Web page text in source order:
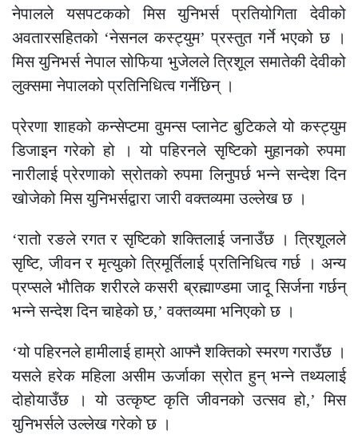
नेपालले यसपटकको मिस युनिभर्स प्रतियोगिता देवीको
अवतारसहितको ‘नेसनल कस्ट्युम’ प्रस्तुत गर्ने भएको छ ।
मिस युनिभर्स नेपाल सोफिया भुजेलले त्रिशूल समातेकी देवीको
लुक्समा नेपालको प्रतिनिधित्व गर्नेछिन् ।
प्रेरणा शाहको कन्सेप्टमा वुमन्स प्लानेट बुटिकले यो कस्ट्युम
डिजाइन गरेको हो । यो पहिरनले सृष्टिको मुहानको रुपमा
नारीलाई प्रेरणाको स्रोतको रुपमा लिनुपर्छ भन्ने सन्देश दिन
खोजेको मिस युनिभर्सद्वारा जारी वक्तव्यमा उल्लेख छ ।
‘रातो रङले रगत र सृष्टिको शक्तिलाई जनाउँछ । त्रिशूलले
सृष्टि, जीवन र मृत्युको त्रिमूर्तिलाई प्रतिनिधित्व गर्छ । अन्य
प्रप्सले भौतिक शरीरले कसरी ब्रह्माण्डमा जादू सिर्जना गर्छन्
भन्ने सन्देश दिन चाहेको छ,’ वक्तव्यमा भनिएको छ ।
‘यो पहिरनले हामीलाई हाम्रो आफ्नै शक्तिको स्मरण गराउँछ ।
यसले हरेक महिला असीम ऊर्जाका स्रोत हुन् भन्ने तथ्यलाई
दोहोयाउँछ । यो उत्कृष्ट कृति जीवनको उत्सव हो,’ मिस
युनिभर्सले उल्लेख गरेको छ ।